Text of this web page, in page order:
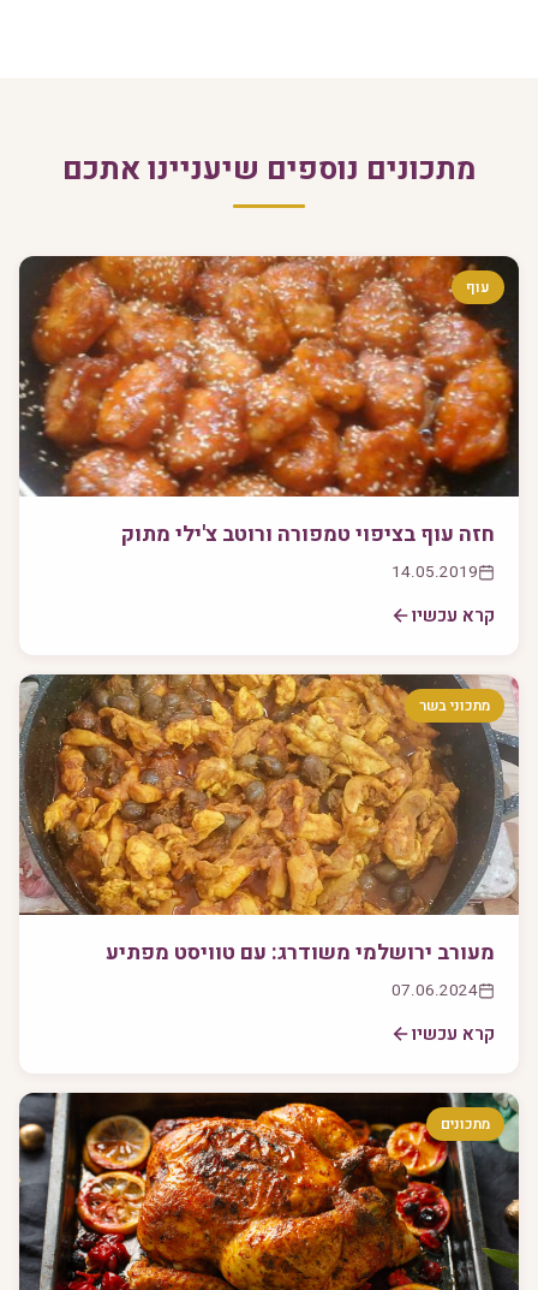
מתכונים נוספים שיעניינו אתכם
עוף
חזה עוף בציפוי טמפורה ורוטב צ'ילי מתוק
14.05.2019
קרא עכשיו
מתכוני בשר
מעורב ירושלמי משודרג: עם טוויסט מפתיע
07.06.2024
קרא עכשיו
מתכונים